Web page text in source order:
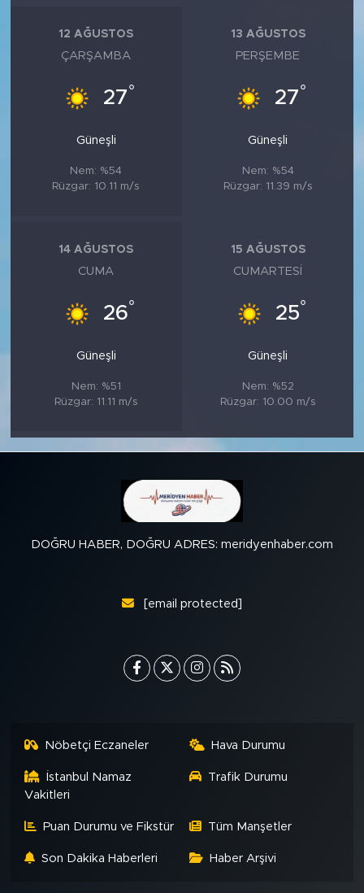
12 AĞUSTOS
ÇARŞAMBA
27°
Güneşli
Nem: %54
Rüzgar: 10.11 m/s
13 AĞUSTOS
PERŞEMBE
27°
Güneşli
Nem: %54
Rüzgar: 11.39 m/s
14 AĞUSTOS
CUMA
26°
Güneşli
Nem: %51
Rüzgar: 11.11 m/s
15 AĞUSTOS
CUMARTESI
25°
Güneşli
Nem: %52
Rüzgar: 10.00 m/s
DOĞRU HABER, DOĞRU ADRES: meridyenhaber.com
[email protected]
Nöbetçi Eczaneler Hava Durumu
İstanbul Namaz
Vakitleri
Trafik Durumu
Puan Durumu ve Fikstür Tüm Manşetler
Son Dakika Haberleri Haber Arşivi